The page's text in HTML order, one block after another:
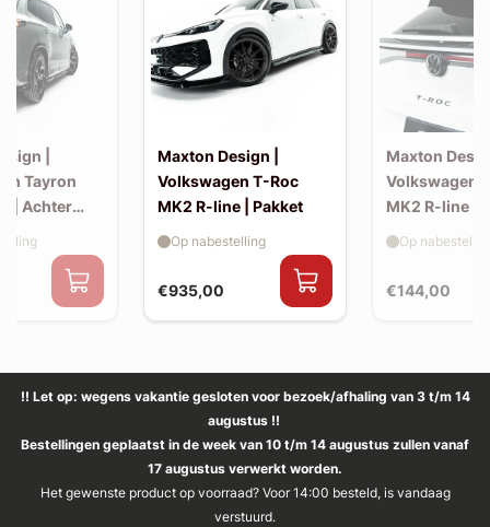
|
Tayron
| Achter
Maxton Design |
Volkswagen T-Roc
MK2 R-line | Pakket
€935,00
Op nabestelling
Maxton
Volkswagen
MK2 R-line |
extension
€144,00
Op
!! Let op: wegens vakantie gesloten voor bezoek/afhaling van 3 t/m 14
augustus !!
Bestellingen geplaatst in de week van 10 t/m 14 augustus zullen vanaf
17 augustus verwerkt worden.
Het gewenste product op voorraad? Voor 14:00 besteld, is vandaag
verstuurd.